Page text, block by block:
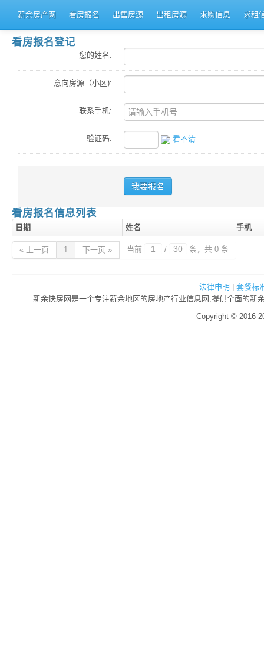
新余房产网 看房报名 出售房源 出租房源 求购信息 求租
看房报名登记
您的姓名:
意向房源（小区):
联系手机:
验证码: 看不清
看房报名信息列表
日期 姓名 手机
« 上一页 1 下一页 » 当前 / 条，共 0 条
法律申明
套餐标
新余快房网是一个专注新余地区的房地产行业信息网,提供全面的
Copyright © 2016-